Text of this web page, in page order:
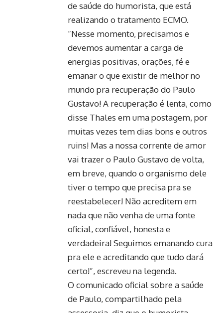
de saúde do humorista, que está
realizando o tratamento ECMO.
“Nesse momento, precisamos e
devemos aumentar a carga de
energias positivas, orações, fé e
emanar o que existir de melhor no
mundo pra recuperação do Paulo
Gustavo! A recuperação é lenta, como
disse Thales em uma postagem, por
muitas vezes tem dias bons e outros
ruins! Mas a nossa corrente de amor
vai trazer o Paulo Gustavo de volta,
em breve, quando o organismo dele
tiver o tempo que precisa pra se
reestabelecer! Não acreditem em
nada que não venha de uma fonte
oficial, confiável, honesta e
verdadeira! Seguimos emanando cura
pra ele e acreditando que tudo dará
certo!”, escreveu na legenda.
O comunicado oficial sobre a saúde
de Paulo, compartilhado pela